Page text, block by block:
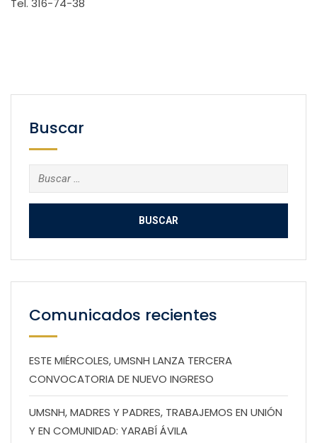
Tel. 316-74-38
Buscar
Buscar:
Comunicados recientes
ESTE MIÉRCOLES, UMSNH LANZA TERCERA
CONVOCATORIA DE NUEVO INGRESO
UMSNH, MADRES Y PADRES, TRABAJEMOS EN UNIÓN
Y EN COMUNIDAD: YARABÍ ÁVILA